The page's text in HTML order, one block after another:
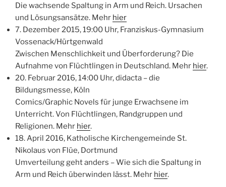
Die wachsende Spaltung in Arm und Reich. Ursachen
und Lösungsansätze. Mehr hier
7. Dezember 2015, 19:00 Uhr, Franziskus-Gymnasium
Vossenack/Hürtgenwald
Zwischen Menschlichkeit und Überforderung? Die
Aufnahme von Flüchtlingen in Deutschland. Mehr hier.
20. Februar 2016, 14:00 Uhr, didacta – die
Bildungsmesse, Köln
Comics/Graphic Novels für junge Erwachsene im
Unterricht. Von Flüchtlingen, Randgruppen und
Religionen. Mehr hier.
18. April 2016, Katholische Kirchengemeinde St.
Nikolaus von Flüe, Dortmund
Umverteilung geht anders – Wie sich die Spaltung in
Arm und Reich überwinden lässt. Mehr hier.